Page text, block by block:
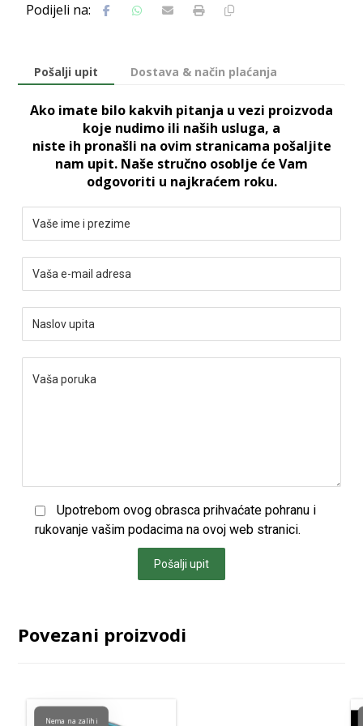
Pošalji upit Dostava & način plaćanja
Ako imate bilo kakvih pitanja u vezi proizvoda
koje nudimo ili naših usluga, a
niste ih pronašli na ovim stranicama pošaljite
nam upit. Naše stručno osoblje će Vam
odgovoriti u najkraćem roku.
Upotrebom ovog obrasca prihvaćate pohranu i
rukovanje vašim podacima na ovoj web stranici.
Pošalji upit
Povezani proizvodi
Nema na zalihi